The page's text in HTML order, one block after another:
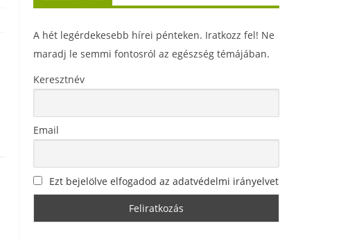
A hét legérdekesebb hírei pénteken. Iratkozz fel! Ne
maradj le semmi fontosról az egészség témájában.
Keresztnév
Email
Ezt bejelölve elfogadod az adatvédelmi irányelvet